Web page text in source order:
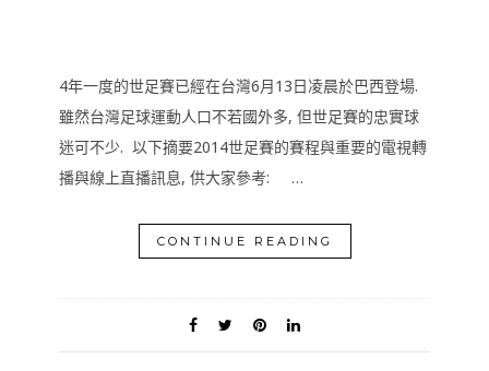
4年一度的世足賽已經在台灣6月13日凌晨於巴西登場.
雖然台灣足球運動人口不若國外多, 但世足賽的忠實球
迷可不少. 以下摘要2014世足賽的賽程與重要的電視轉
播與線上直播訊息, 供大家參考: …
CONTINUE READING